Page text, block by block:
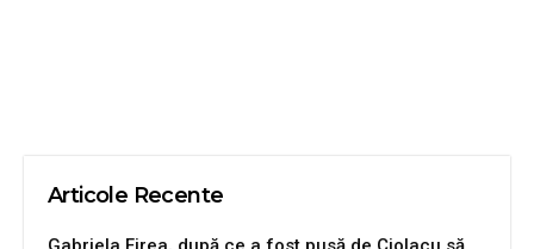
Articole Recente